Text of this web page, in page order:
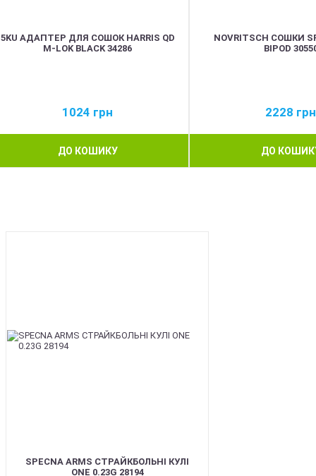
5KU АДАПТЕР ДЛЯ СОШОК HARRIS QD
M-LOK BLACK 34286
1024 грн
ДО КОШИКУ
NOVRITSCH СОШКИ
BIPOD
2228 грн
ДО
SPECNA ARMS СТРАЙКБОЛЬНІ КУЛІ
ONE 0.23G 28194